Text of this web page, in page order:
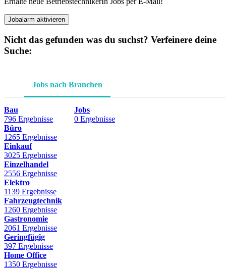
Jobalarm aktivieren
Nicht das gefunden was du suchst? Verfeinere deine
Suche:
Jobs nach Branchen
Bau
796 Ergebnisse
Büro
1265 Ergebnisse
Einkauf
3025 Ergebnisse
Einzelhandel
2556 Ergebnisse
Elektro
1139 Ergebnisse
Fahrzeugtechnik
1260 Ergebnisse
Gastronomie
2061 Ergebnisse
Geringfügig
397 Ergebnisse
Home Office
1350 Ergebnisse
Jobs
0 Ergebnisse